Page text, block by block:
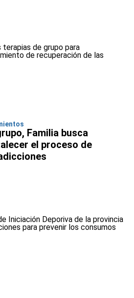
Familia busca
el proceso de